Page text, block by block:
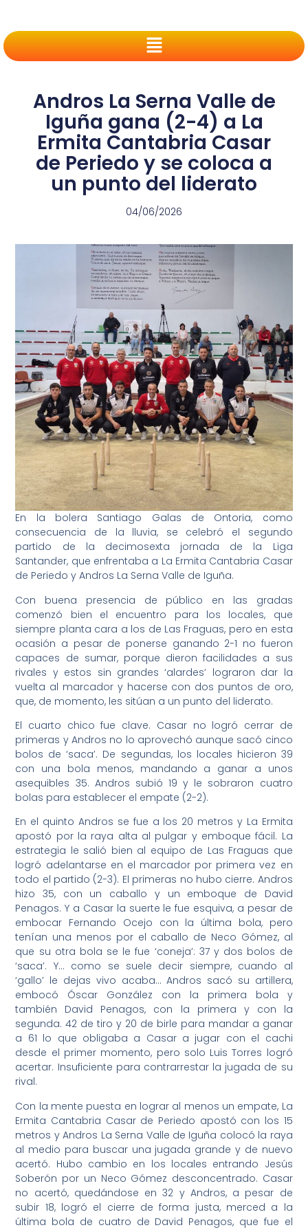
Andros La Serna Valle de
Iguña gana (2-4) a La
Ermita Cantabria Casar
de Periedo y se coloca a
un punto del liderato
04/06/2026
En la bolera Santiago Galas de Ontoria, como
consecuencia de la lluvia, se celebró el segundo
partido de la decimosexta jornada de la Liga
Santander, que enfrentaba a La Ermita Cantabria Casar
de Periedo y Andros La Serna Valle de Iguña.
Con buena presencia de público en las gradas
comenzó bien el encuentro para los locales, que
siempre planta cara a los de Las Fraguas, pero en esta
ocasión a pesar de ponerse ganando 2-1 no fueron
capaces de sumar, porque dieron facilidades a sus
rivales y estos sin grandes ‘alardes’ lograron dar la
vuelta al marcador y hacerse con dos puntos de oro,
que, de momento, les sitúan a un punto del liderato.
El cuarto chico fue clave. Casar no logró cerrar de
primeras y Andros no lo aprovechó aunque sacó cinco
bolos de ‘saca’. De segundas, los locales hicieron 39
con una bola menos, mandando a ganar a unos
asequibles 35. Andros subió 19 y le sobraron cuatro
bolas para establecer el empate (2-2).
En el quinto Andros se fue a los 20 metros y La Ermita
apostó por la raya alta al pulgar y emboque fácil. La
estrategia le salió bien al equipo de Las Fraguas que
logró adelantarse en el marcador por primera vez en
todo el partido (2-3). El primeras no hubo cierre. Andros
hizo 35, con un caballo y un emboque de David
Penagos. Y a Casar la suerte le fue esquiva, a pesar de
embocar Fernando Ocejo con la última bola, pero
tenían una menos por el caballo de Neco Gómez, al
que su otra bola se le fue ‘coneja’: 37 y dos bolos de
‘saca’. Y… como se suele decir siempre, cuando al
‘gallo’ le dejas vivo acaba… Andros sacó su artillera,
embocó Óscar González con la primera bola y
también David Penagos, con la primera y con la
segunda. 42 de tiro y 20 de birle para mandar a ganar
a 61 lo que obligaba a Casar a jugar con el cachi
desde el primer momento, pero solo Luis Torres logró
acertar. Insuficiente para contrarrestar la jugada de su
rival.
Con la mente puesta en lograr al menos un empate, La
Ermita Cantabria Casar de Periedo apostó con los 15
metros y Andros La Serna Valle de Iguña colocó la raya
al medio para buscar una jugada grande y de nuevo
acertó. Hubo cambio en los locales entrando Jesús
Soberón por un Neco Gómez desconcentrado. Casar
no acertó, quedándose en 32 y Andros, a pesar de
subir 18, logró el cierre de forma justa, merced a la
última bola de cuatro de David Penagos, que fue el